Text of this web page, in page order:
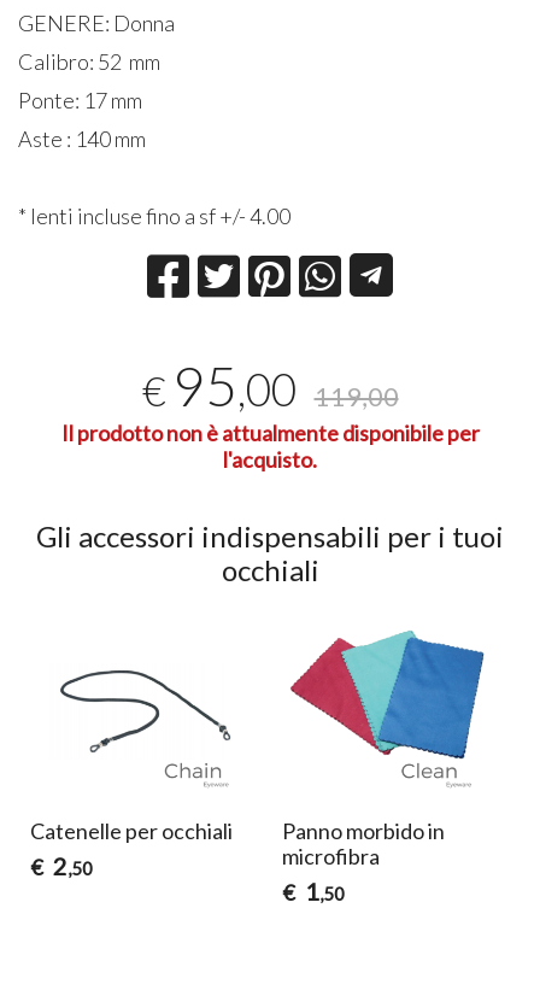
GENERE: Donna
Calibro: 52 mm
Ponte: 17 mm
Aste : 140 mm
* lenti incluse fino a sf +/- 4.00
€ 95,00 119,00
Il prodotto non è attualmente disponibile per
l'acquisto.
Gli accessori indispensabili per i tuoi
occhiali
Catenelle per occhiali
€ 2,50
Panno morbido in
microfibra
€ 1,50